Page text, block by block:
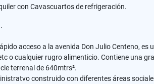
con Cavascuartos de refrigeración.
acceso a la avenida Don Julio Centeno,
o cualquier rugro alimenticio. Contiene una
terrenal de 640mtrs².
construido con diferentes áreas s